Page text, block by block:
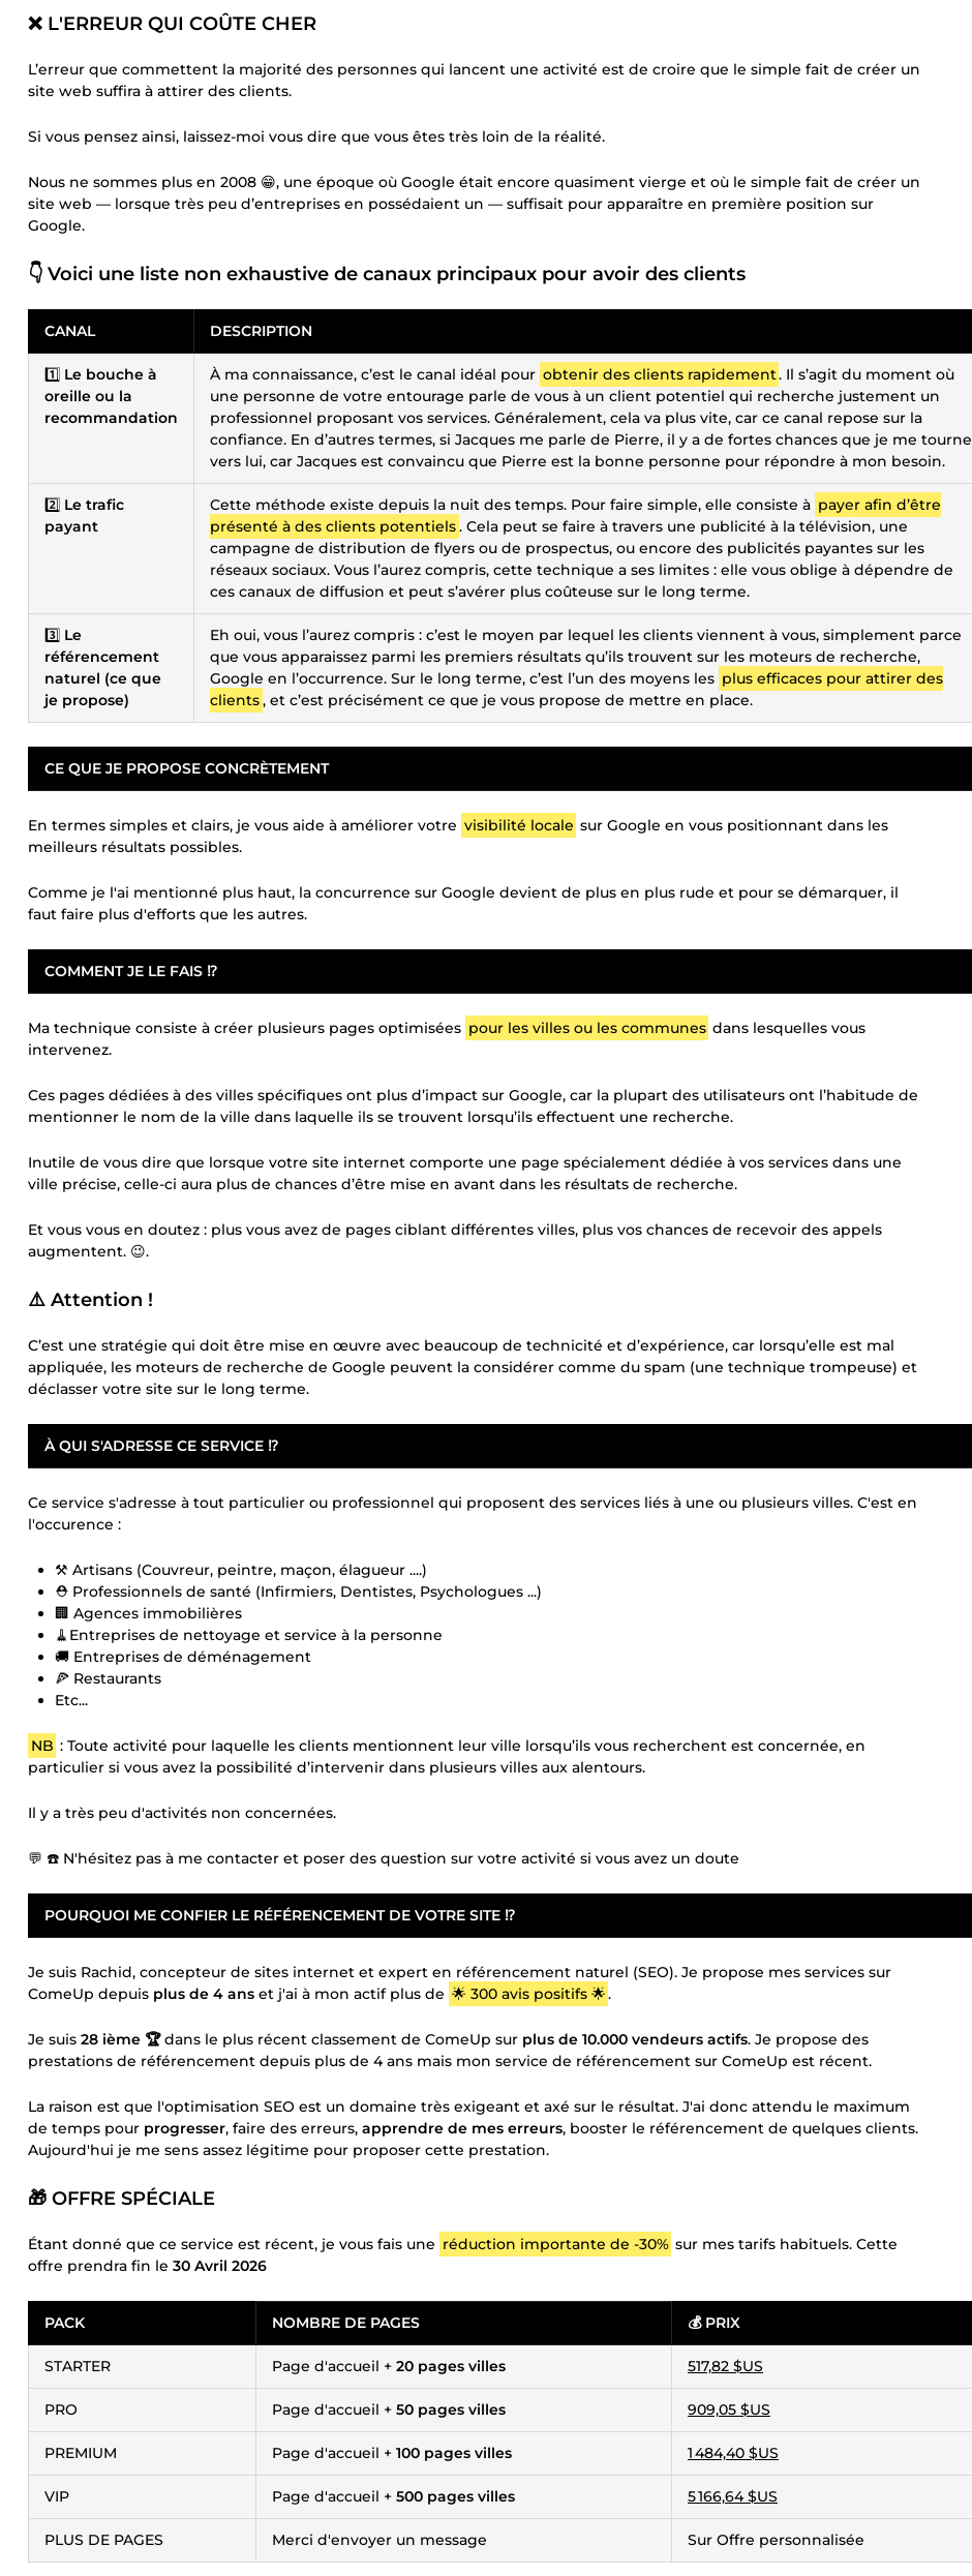
❌ L'ERREUR QUI COÛTE CHER
L’erreur que commettent la majorité des personnes qui lancent une activité est de croire que le simple fait de créer un
site web suffira à attirer des clients.
Si vous pensez ainsi, laissez-moi vous dire que vous êtes très loin de la réalité.
Nous ne sommes plus en 2008 😁, une époque où Google était encore quasiment vierge et où le simple fait de créer un
site web — lorsque très peu d’entreprises en possédaient un — suffisait pour apparaître en première position sur
Google.
👇 Voici une liste non exhaustive de canaux principaux pour avoir des clients
CANAL DESCRIPTION
1️⃣ Le bouche à
oreille ou la
recommandation
À ma connaissance, c’est le canal idéal pour obtenir des clients rapidement. Il s’agit du moment où
une personne de votre entourage parle de vous à un client potentiel qui recherche justement un
professionnel proposant vos services. Généralement, cela va plus vite, car ce canal repose sur la
confiance. En d’autres termes, si Jacques me parle de Pierre, il y a de fortes chances que je me tourne
vers lui, car Jacques est convaincu que Pierre est la bonne personne pour répondre à mon besoin.
2️⃣ Le trafic
payant
Cette méthode existe depuis la nuit des temps. Pour faire simple, elle consiste à payer afin d’être
présenté à des clients potentiels. Cela peut se faire à travers une publicité à la télévision, une
campagne de distribution de flyers ou de prospectus, ou encore des publicités payantes sur les
réseaux sociaux. Vous l’aurez compris, cette technique a ses limites : elle vous oblige à dépendre de
ces canaux de diffusion et peut s’avérer plus coûteuse sur le long terme.
3️⃣ Le
référencement
naturel (ce que
je propose)
Eh oui, vous l’aurez compris : c’est le moyen par lequel les clients viennent à vous, simplement parce
que vous apparaissez parmi les premiers résultats qu’ils trouvent sur les moteurs de recherche,
Google en l’occurrence. Sur le long terme, c’est l’un des moyens les plus efficaces pour attirer des
clients, et c’est précisément ce que je vous propose de mettre en place.
CE QUE JE PROPOSE CONCRÈTEMENT
En termes simples et clairs, je vous aide à améliorer votre visibilité locale sur Google en vous positionnant dans les
meilleurs résultats possibles.
Comme je l'ai mentionné plus haut, la concurrence sur Google devient de plus en plus rude et pour se démarquer, il
faut faire plus d'efforts que les autres.
COMMENT JE LE FAIS ⁉️
Ma technique consiste à créer plusieurs pages optimisées pour les villes ou les communes dans lesquelles vous
intervenez.
Ces pages dédiées à des villes spécifiques ont plus d’impact sur Google, car la plupart des utilisateurs ont l’habitude de
mentionner le nom de la ville dans laquelle ils se trouvent lorsqu’ils effectuent une recherche.
Inutile de vous dire que lorsque votre site internet comporte une page spécialement dédiée à vos services dans une
ville précise, celle-ci aura plus de chances d’être mise en avant dans les résultats de recherche.
Et vous vous en doutez : plus vous avez de pages ciblant différentes villes, plus vos chances de recevoir des appels
augmentent. 😉.
⚠️ Attention !
C’est une stratégie qui doit être mise en œuvre avec beaucoup de technicité et d’expérience, car lorsqu’elle est mal
appliquée, les moteurs de recherche de Google peuvent la considérer comme du spam (une technique trompeuse) et
déclasser votre site sur le long terme.
À QUI S'ADRESSE CE SERVICE ⁉️
Ce service s'adresse à tout particulier ou professionnel qui proposent des services liés à une ou plusieurs villes. C'est en
l'occurence :
⚒️ Artisans (Couvreur, peintre, maçon, élagueur ....)
⛑️ Professionnels de santé (Infirmiers, Dentistes, Psychologues ...)
🏢 Agences immobilières
🧹Entreprises de nettoyage et service à la personne
🚚 Entreprises de déménagement
🍕 Restaurants
Etc...
NB : Toute activité pour laquelle les clients mentionnent leur ville lorsqu’ils vous recherchent est concernée, en
particulier si vous avez la possibilité d’intervenir dans plusieurs villes aux alentours.
Il y a très peu d'activités non concernées.
💬 ☎️ N'hésitez pas à me contacter et poser des question sur votre activité si vous avez un doute
POURQUOI ME CONFIER LE RÉFÉRENCEMENT DE VOTRE SITE ⁉️
Je suis Rachid, concepteur de sites internet et expert en référencement naturel (SEO). Je propose mes services sur
ComeUp depuis plus de 4 ans et j'ai à mon actif plus de 🌟 300 avis positifs 🌟.
Je suis 28 ième 🏆dans le plus récent classement de ComeUp sur plus de 10.000 vendeurs actifs. Je propose des
prestations de référencement depuis plus de 4 ans mais mon service de référencement sur ComeUp est récent.
La raison est que l'optimisation SEO est un domaine très exigeant et axé sur le résultat. J'ai donc attendu le maximum
de temps pour progresser, faire des erreurs, apprendre de mes erreurs, booster le référencement de quelques clients.
Aujourd'hui je me sens assez légitime pour proposer cette prestation.
🎁 OFFRE SPÉCIALE
Étant donné que ce service est récent, je vous fais une réduction importante de -30% sur mes tarifs habituels. Cette
offre prendra fin le 30 Avril 2026
PACK NOMBRE DE PAGES 💰 PRIX
STARTER Page d'accueil + 20 pages villes 517,82 $US
PRO Page d'accueil + 50 pages villes 909,05 $US
PREMIUM Page d'accueil + 100 pages villes 1 484,40 $US
VIP Page d'accueil + 500 pages villes 5 166,64 $US
PLUS DE PAGES Merci d'envoyer un message Sur Offre personnalisée